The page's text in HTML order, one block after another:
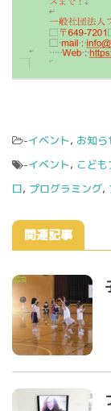
-イベント, お知ら
-イベント, こど
口, プログラミング,
関連記事